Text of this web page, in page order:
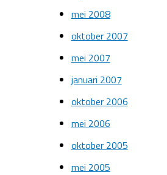
mei 2008
oktober 2007
mei 2007
januari 2007
oktober 2006
mei 2006
oktober 2005
mei 2005